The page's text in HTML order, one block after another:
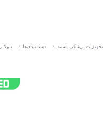
تجهیزات پزشکی اسمد / دسته‌بندی‌ها /